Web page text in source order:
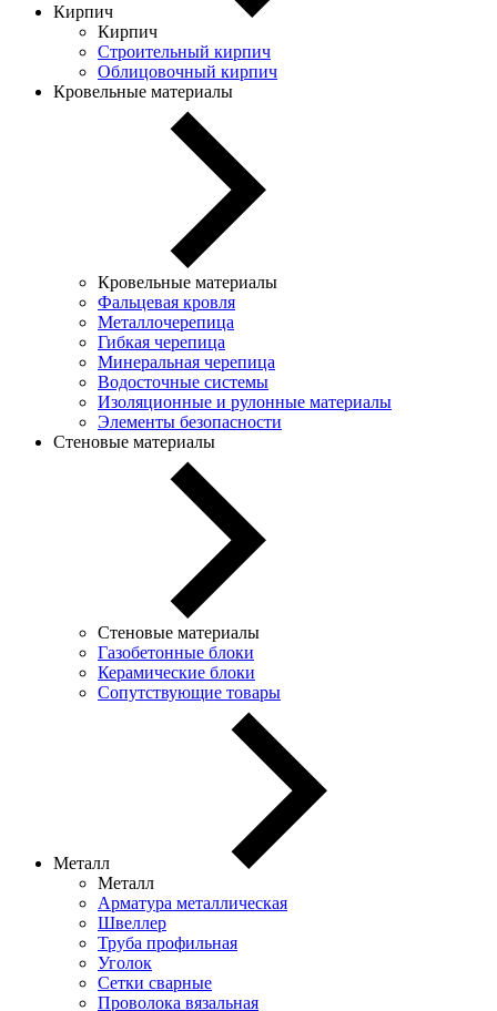
Кирпич
Кирпич
Строительный кирпич
Облицовочный кирпич
Кровельные материалы
Кровельные материалы
Фальцевая кровля
Металлочерепица
Гибкая черепица
Минеральная черепица
Водосточные системы
Изоляционные и рулонные материалы
Элементы безопасности
Стеновые материалы
Стеновые материалы
Газобетонные блоки
Керамические блоки
Сопутствующие товары
Металл
Металл
Арматура металлическая
Швеллер
Труба профильная
Уголок
Сетки сварные
Проволока вязальная